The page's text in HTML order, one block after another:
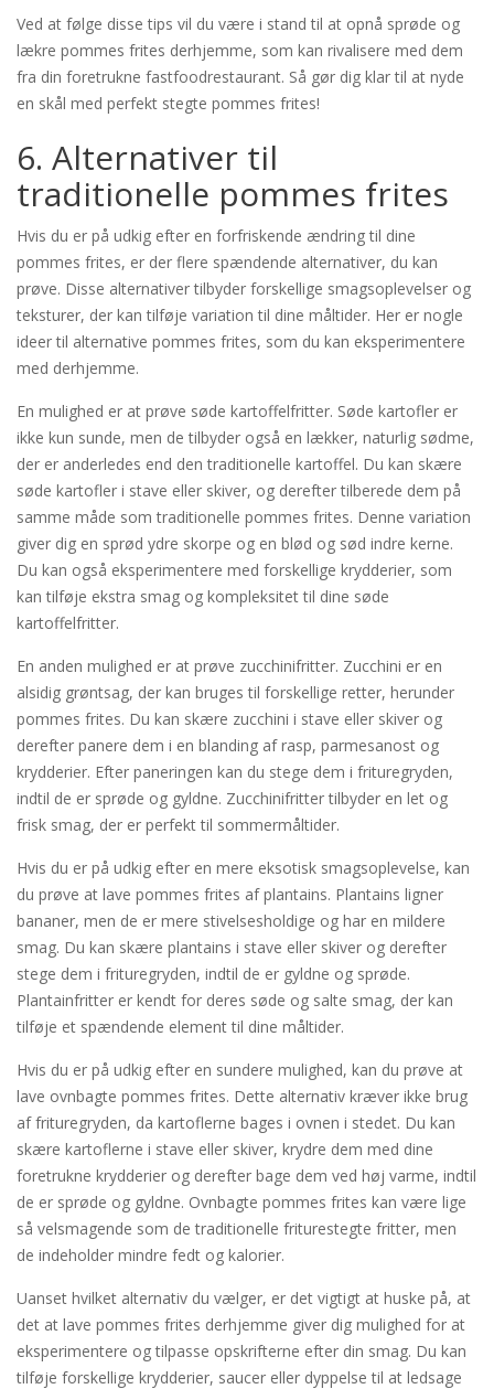
Ved at følge disse tips vil du være i stand til at opnå sprøde og
lækre pommes frites derhjemme, som kan rivalisere med dem
fra din foretrukne fastfoodrestaurant. Så gør dig klar til at nyde
en skål med perfekt stegte pommes frites!
6. Alternativer til
traditionelle pommes frites
Hvis du er på udkig efter en forfriskende ændring til dine
pommes frites, er der flere spændende alternativer, du kan
prøve. Disse alternativer tilbyder forskellige smagsoplevelser og
teksturer, der kan tilføje variation til dine måltider. Her er nogle
ideer til alternative pommes frites, som du kan eksperimentere
med derhjemme.
En mulighed er at prøve søde kartoffelfritter. Søde kartofler er
ikke kun sunde, men de tilbyder også en lækker, naturlig sødme,
der er anderledes end den traditionelle kartoffel. Du kan skære
søde kartofler i stave eller skiver, og derefter tilberede dem på
samme måde som traditionelle pommes frites. Denne variation
giver dig en sprød ydre skorpe og en blød og sød indre kerne.
Du kan også eksperimentere med forskellige krydderier, som
kan tilføje ekstra smag og kompleksitet til dine søde
kartoffelfritter.
En anden mulighed er at prøve zucchinifritter. Zucchini er en
alsidig grøntsag, der kan bruges til forskellige retter, herunder
pommes frites. Du kan skære zucchini i stave eller skiver og
derefter panere dem i en blanding af rasp, parmesanost og
krydderier. Efter paneringen kan du stege dem i frituregryden,
indtil de er sprøde og gyldne. Zucchinifritter tilbyder en let og
frisk smag, der er perfekt til sommermåltider.
Hvis du er på udkig efter en mere eksotisk smagsoplevelse, kan
du prøve at lave pommes frites af plantains. Plantains ligner
bananer, men de er mere stivelsesholdige og har en mildere
smag. Du kan skære plantains i stave eller skiver og derefter
stege dem i frituregryden, indtil de er gyldne og sprøde.
Plantainfritter er kendt for deres søde og salte smag, der kan
tilføje et spændende element til dine måltider.
Hvis du er på udkig efter en sundere mulighed, kan du prøve at
lave ovnbagte pommes frites. Dette alternativ kræver ikke brug
af frituregryden, da kartoflerne bages i ovnen i stedet. Du kan
skære kartoflerne i stave eller skiver, krydre dem med dine
foretrukne krydderier og derefter bage dem ved høj varme, indtil
de er sprøde og gyldne. Ovnbagte pommes frites kan være lige
så velsmagende som de traditionelle friturestegte fritter, men
de indeholder mindre fedt og kalorier.
Uanset hvilket alternativ du vælger, er det vigtigt at huske på, at
det at lave pommes frites derhjemme giver dig mulighed for at
eksperimentere og tilpasse opskrifterne efter din smag. Du kan
tilføje forskellige krydderier, saucer eller dyppelse til at ledsage